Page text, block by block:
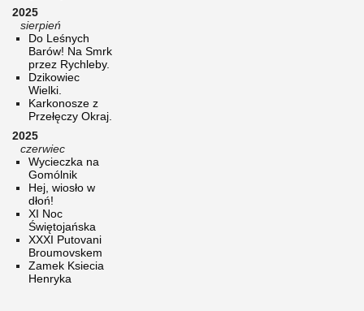
2025
sierpień
Do Leśnych
Barów! Na Smrk
przez Rychleby.
Dzikowiec
Wielki.
Karkonosze z
Przełęczy Okraj.
2025
czerwiec
Wycieczka na
Gomólnik
Hej, wiosło w
dłoń!
XI Noc
Świętojańska
XXXI Putovani
Broumovskem
Zamek Ksiecia
Henryka